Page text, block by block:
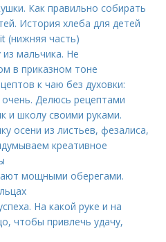
Как правильно собирать
История хлеба для детей
(нижняя часть)
мальчика. Не
в приказном тоне
к чаю без духовки:
Делюсь рецептами
и школу своими руками.
осени из листьев, фезалиса,
креативное
мощными оберегами.
На какой руке и на
чтобы привлечь удачу,